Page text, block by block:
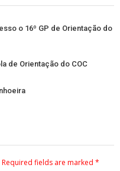
o 16º GP de Orientação do
de Orientação do COC
Required fields are marked *